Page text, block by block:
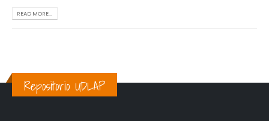
READ MORE...
Repositorio UDLAP